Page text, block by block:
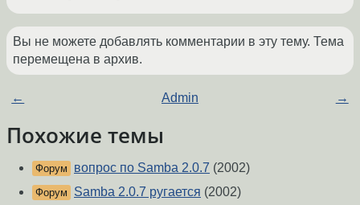
Вы не можете добавлять комментарии в эту тему. Тема
перемещена в архив.
← Admin →
Похожие темы
Форум вопрос по Samba 2.0.7 (2002)
Форум Samba 2.0.7 ругается (2002)